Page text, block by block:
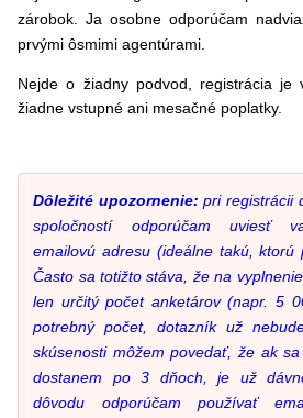
zárobok. Ja osobne odporúčam
prvými ôsmimi agentúrami.
Nejde o žiadny podvod, registrácia je
žiadne vstupné ani mesačné poplatky.
Dôležité upozornenie:pri registrácii
spoločností odporúčam uviesť
emailovú adresu (ideálne takú, ktorú
Často sa totižto stáva, že na
len určitý počet anketárov (napr. 5
potrebný počet, dotazník už
skúsenosti môžem povedať, že ak
dostanem po 3 dňoch, je už
dôvodu odporúčam používať